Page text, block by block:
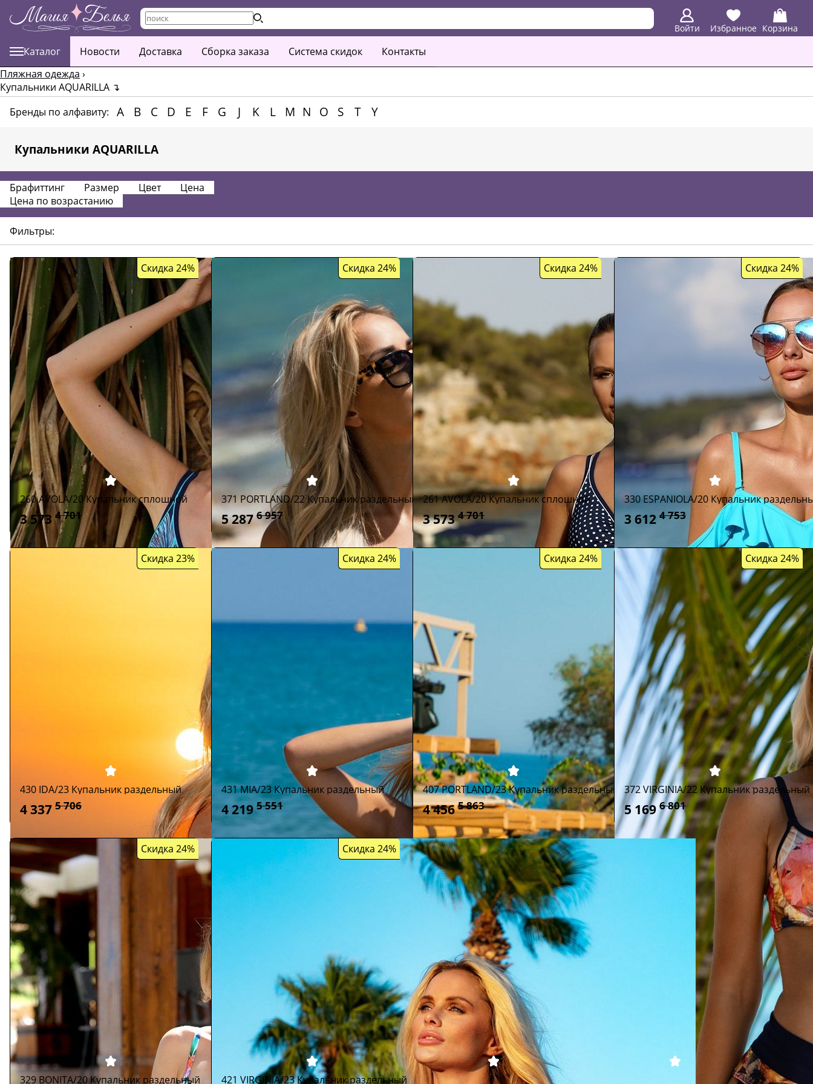
Войти Избранное Корзина
Каталог Новости Доставка Сборка заказа Система скидок
Контакты
Пляжная одежда ›
Купальники AQUARILLA ↴
Бренды по алфавиту:
A B C D E F G J K L M N O S T Y
Купальники AQUARILLA
Брафиттинг Размер Цвет
Цена
Цена по возрастанию
Фильтры:
Скидка 24%
260 AVOLA/20 Купальник сплошной
3 573 4 701
Скидка 24%
371 PORTLAND/22 Купальник раздельный
5 287 6 957
Скидка 24%
261 AVOLA/20 Купальник сплошной
3 573 4 701
Скидка 24%
330 ESPANIOLA/20 Купальник
3 612 4 753
Скидка 23%
430 IDA/23 Купальник раздельный
4 337 5 706
Скидка 24%
431 MIA/23 Купальник раздельный
4 219 5 551
Скидка 24%
407 PORTLAND/23 Купальник раздельный
4 456 5 863
Скидка 24%
372 VIRGINIA/22 Купальник раздельный
5 169 6 801
Скидка 24%
329 BONITA/20 Купальник раздельный
Скидка 24%
421 VIRGINIA/23 Купальник раздельный